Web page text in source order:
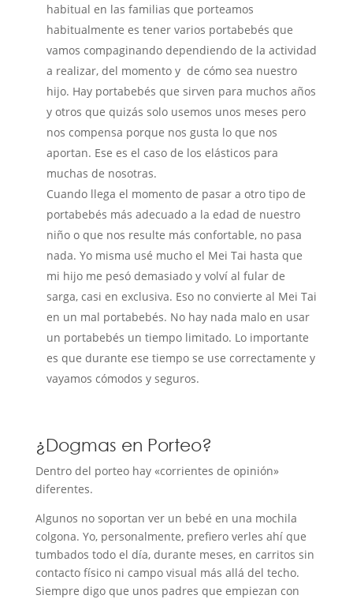
habitual en las familias que porteamos
habitualmente es tener varios portabebés que
vamos compaginando dependiendo de la actividad
a realizar, del momento y de cómo sea nuestro
hijo. Hay portabebés que sirven para muchos años
y otros que quizás solo usemos unos meses pero
nos compensa porque nos gusta lo que nos
aportan. Ese es el caso de los elásticos para
muchas de nosotras.
Cuando llega el momento de pasar a otro tipo de
portabebés más adecuado a la edad de nuestro
niño o que nos resulte más confortable, no pasa
nada. Yo misma usé mucho el Mei Tai hasta que
mi hijo me pesó demasiado y volví al fular de
sarga, casi en exclusiva. Eso no convierte al Mei Tai
en un mal portabebés. No hay nada malo en usar
un portabebés un tiempo limitado. Lo importante
es que durante ese tiempo se use correctamente y
vayamos cómodos y seguros.
¿Dogmas en Porteo?
Dentro del porteo hay «corrientes de opinión»
diferentes.
Algunos no soportan ver un bebé en una mochila
colgona. Yo, personalmente, prefiero verles ahí que
tumbados todo el día, durante meses, en carritos sin
contacto físico ni campo visual más allá del techo.
Siempre digo que unos padres que empiezan con